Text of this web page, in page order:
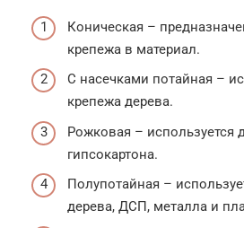
Коническая –
крепежа в материал.
С насечками потайная –
крепежа дерева.
Рожковая – используется
гипсокартона.
Полупотайная –
дерева, ДСП, металла и